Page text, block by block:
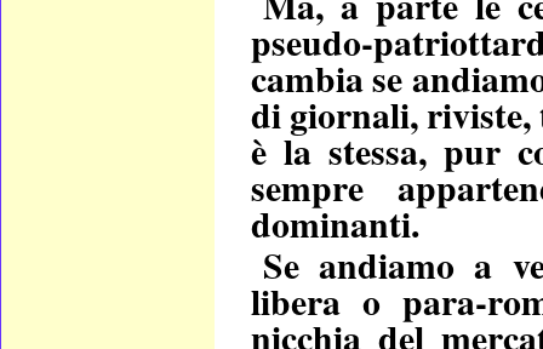
pseudo-
cambia se
di giornali, riviste,
è la stessa, pur
sempre
dominanti.
Se andiamo a
libera o para-
nicchia del